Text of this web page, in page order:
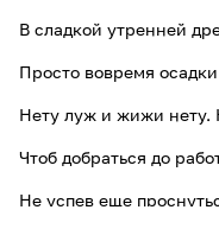
В сладкой утренней
Просто вовремя
Нету луж и жижи нету.
Чтоб добраться до
Не успев еще